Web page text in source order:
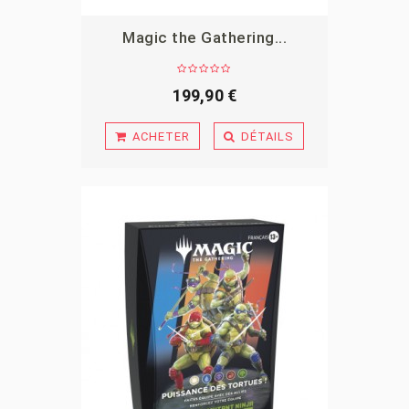
APERÇU
Magic the Gathering...
199,90 €
ACHETER DÉTAILS